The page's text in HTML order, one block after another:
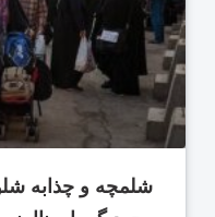
شلمچه و چذابه